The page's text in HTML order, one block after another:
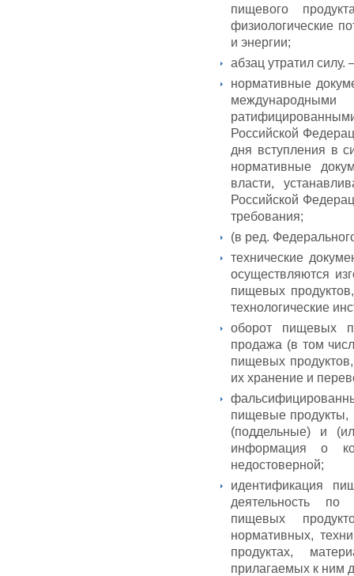
пищевого
физиологические
и энергии;
абзац утратил
нормативные
Российской
дня вступления в
нормативные
власти,
Российской
требования;
(в ред.
технические
осуществляются
пищевых
технологические
оборот пищевых
продажа (в том
пищевых
их хранение и
пищевые
(поддельные) и
информация о
недостоверной;
идентификация
деятельность по
пищевых
нормативных,
продуктах,
прилагаемых к ним